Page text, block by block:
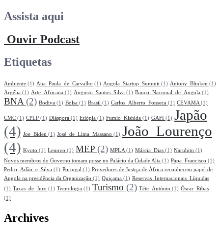
Assista aqui
Ouvir Podcast
Etiquetas
Ambiente (1) Ana_Paula_de_Carvalho (1) Angola_Startup_Summit (1) Antony_Blinken (1)
Argélia (1) Arte_Africana (1) Augusto_Santos_Silva (1) Banco_Nacional_de_Angola (1)
BNA(2) Bodiva (1) Bolsa (1) Brasil (1) Carlos_Alberto_Fonseca (1) CEVAMA(1)
CMC (1) CPLP (1) Diáspora (1) Etiópia (1) Fumio_Kishida (1) GAFI (1) Japão
(4) Joe_Biden (1) José_de_Lima_Massano (1) João_Lourenço
(4) Kyoto (1) Lenovo (1) MEP (2) MPLA(1) Márcia_Dias (1) Naruhito (1)
Novos membros do Governo tomam posse no Palácio da Cidade Alta (1) Papa_Francisco (1)
Pedro_Adão_e_Silva (1) Portugal (1) Provedores de Justiça de África reconhecem papel de
Angola na presidência da Organização (1) Quiçama (1) Reservas_Internacionais_Líquidas
(1) Taxas_de_Juro (1) Tecnologia (1) Turismo (2) Téte_António (1) Óscar_Ribas
(1)
Archives